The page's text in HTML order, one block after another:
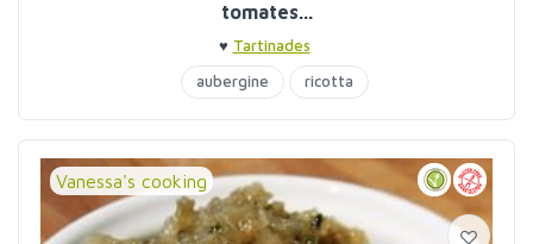
tomates...
♥ Tartinades
aubergine
ricotta
Vanessa's cooking